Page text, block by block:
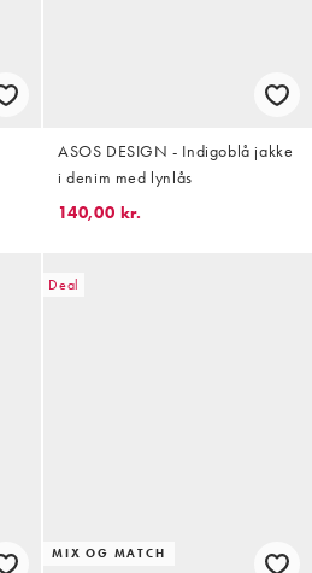
ASOS DESIGN - Indigoblå jakke
i denim med lynlås
140,00 kr.
Deal
MIX OG MATCH